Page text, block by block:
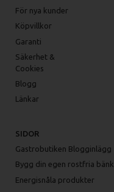
För nya kunder
Köpvillkor
Garanti
Säkerhet &
Cookies
Blogg
Länkar
SIDOR
Gastrobutiken Blogginlägg
Bygg din egen rostfria bänk
Energisnåla produkter